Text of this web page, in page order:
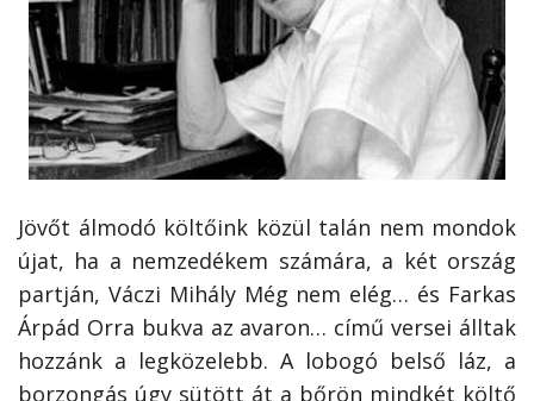
Jövőt álmodó költőink közül talán nem mondok
újat, ha a nemzedékem számára, a két ország
partján, Váczi Mihály Még nem elég… és Farkas
Árpád Orra bukva az avaron… című versei álltak
hozzánk a legközelebb. A lobogó belső láz, a
borzongás úgy sütött át a bőrön mindkét költő